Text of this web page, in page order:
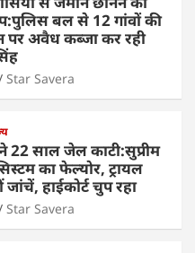
बल से 12 गांवों की
अवैध कब्जा कर रही
Star Savera
22 साल जेल काटी:सुप्रीम
का फेल्योर, ट्रायल
हाईकोर्ट चुप रहा
Star Savera